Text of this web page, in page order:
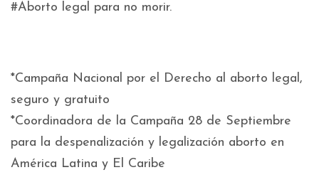
#Aborto legal para no morir.
*Campaña Nacional por el Derecho al aborto legal,
seguro y gratuito
*Coordinadora de la Campaña 28 de Septiembre
para la despenalización y legalización aborto en
América Latina y El Caribe